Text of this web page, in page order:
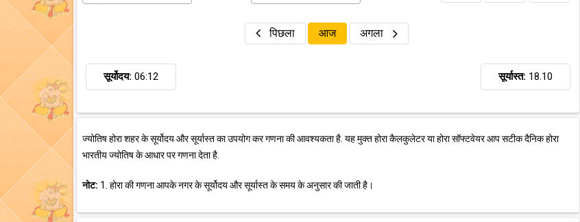
पिछला आज अगला
सूर्योदय: 06:12 सूर्यास्त: 18.10
ज्योतिष होरा शहर के सूर्योदय और सूर्यास्त का उपयोग कर गणना की आवश्यकता है. यह मुक्त होरा कैलकुलेटर या होरा सॉफ्टवेयर आप सटीक दैनिक होरा
भारतीय ज्योतिष के आधार पर गणना देता है.
नोट: 1. होरा की गणना आपके नगर के सूर्योदय और सूर्यास्त के समय के अनुसार की जाती है।